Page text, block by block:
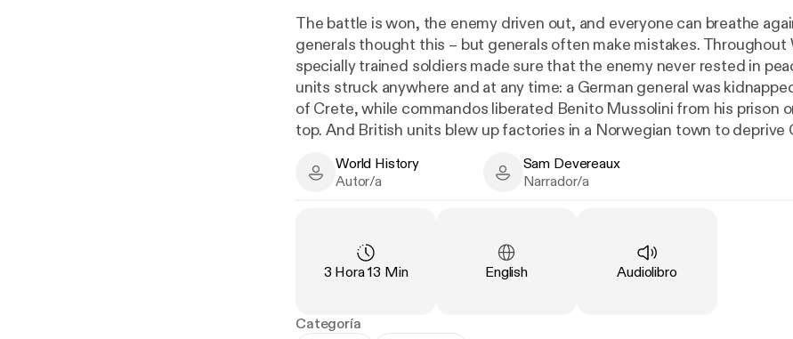
The battle is won, the enemy driven out, and everyone can breathe
generals thought this – but generals often make mistakes. Throughout
specially trained soldiers made sure that the enemy never rested in
units struck anywhere and at any time: a German general was
of Crete, while commandos liberated Benito Mussolini from his prison
top. And British units blew up factories in a Norwegian town to deprive
Nazis tried to undermine Britain's economy with fake bank notes, or
World History - Author
World History
Autor/a
Sam Devereaux - Narrator
Sam Devereaux
Narrador/a
Duración:
3 Hora 13 Min Idioma:
English Tipo:
Audiolibro
Categoría